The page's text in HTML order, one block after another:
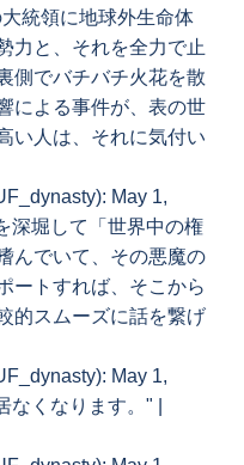
統領に地球外生命体
力と、それを全力で止
側でバチバチ火花を散
による事件が、表の世
い人は、それに気付い
May 1,
深堀して「世界中の権
んでいて、その悪魔の
ートすれば、そこから
的スムーズに話を繋げ
May 1,
くなります。" |